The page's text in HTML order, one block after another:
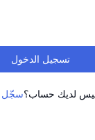
تسجيل الدخول
لديك حساب؟سجّل